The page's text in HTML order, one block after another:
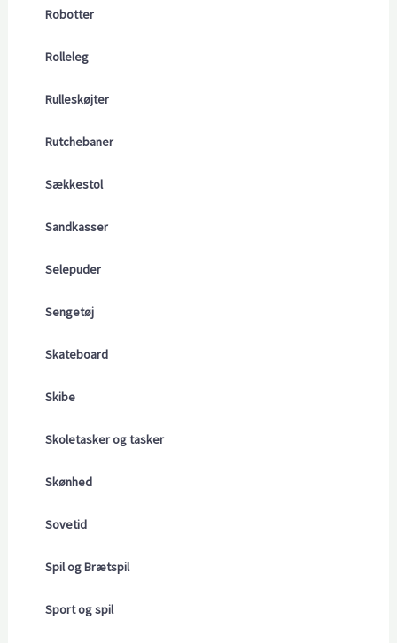
Robotter
Rolleleg
Rulleskøjter
Rutchebaner
Sækkestol
Sandkasser
Selepuder
Sengetøj
Skateboard
Skibe
Skoletasker og tasker
Skønhed
Sovetid
Spil og Brætspil
Sport og spil